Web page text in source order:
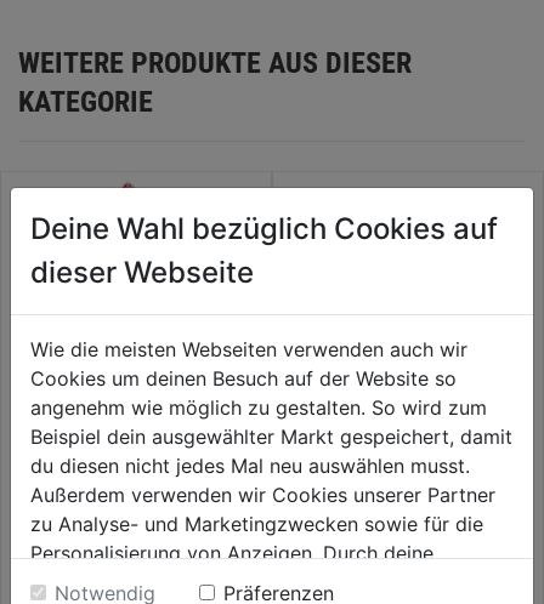
WEITERE PRODUKTE AUS DIESER
KATEGORIE
Thermometer weiß mit
Kugelkopf
0.0 (0)
0.0
von
9,99€
Beckenbürste lang, 45cm
Aufnahme für Teleskopstange
0.0 (0)
0.0
von
5
9,99€
Deine Wahl bezüglich Cookies auf
dieser Webseite
Wie die meisten Webseiten verwenden auch wir
Cookies um deinen Besuch auf der Website so
angenehm wie möglich zu gestalten. So wird zum
Beispiel dein ausgewählter Markt gespeichert, damit
du diesen nicht jedes Mal neu auswählen musst.
Außerdem verwenden wir Cookies unserer Partner
zu Analyse- und Marketingzwecken sowie für die
Personalisierung von Anzeigen. Durch deine
Einwilligung werden die Daten von Drittanbieter,
Notwendig
Präferenzen